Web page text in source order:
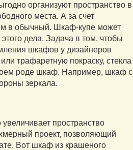
организуют пространство в
места. А за счет
в обычный. Шкаф-купе может
дела. Задача в том, чтобы
шкафов у дизайнеров
трафаретную покраску, стекла
роде шкаф. Например, шкаф с
зеркала.
пространство
проект, позволяющий
Вот шкаф из крашеного